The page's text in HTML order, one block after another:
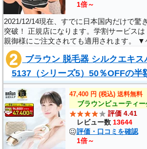
1倍～
2021/12/14現在、すでに日本国内だけで驚
突破！ 正規店になります。学割サービス
親御様にご注文されても適用されます。 ▼
ご紹介(脱毛きランキングの実績)▼ 楽天市
グ第1位 獲得 脱毛器 部門 2..
ブラウン 脱毛器 シルクエキス
5137（シリーズ5）50％OFFの半
1:59まで｜正規品 Braun VIO 光
47,400 円 (税込) 送料無料
ブラウンビューティ
評価 4.41
レビュー数13644
評価・口コミを確認
1倍～